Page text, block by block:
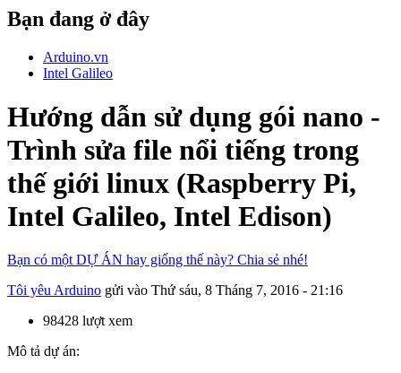
Bạn đang ở đây
Arduino.vn
Intel Galileo
Hướng dẫn sử dụng gói nano -
Trình sửa file nổi tiếng trong
thế giới linux (Raspberry Pi,
Intel Galileo, Intel Edison)
Bạn có một DỰ ÁN hay giống thế này? Chia sẻ nhé!
Tôi yêu Arduino gửi vào Thứ sáu, 8 Tháng 7, 2016 - 21:16
98428 lượt xem
Mô tả dự án: